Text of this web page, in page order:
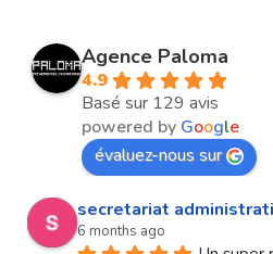
Agence Paloma
4.9
Basé sur 129 avis
powered by Google
évaluez-nous sur
secretariat
6 months ago